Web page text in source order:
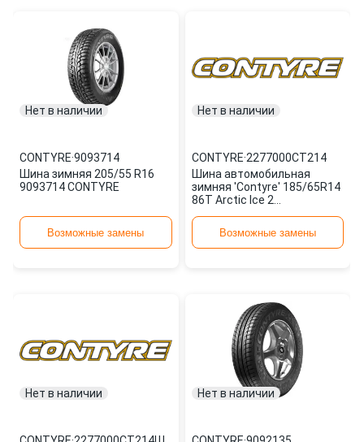
Нет в наличии
CONTYRE·9093714
Шина зимняя 205/55 R16
9093714 CONTYRE
Возможные замены
Нет в наличии
CONTYRE·2277000CT214
Шина автомобильная
зимняя 'Contyre' 185/65R14
86T Arctic Ice 2
Возможные замены
Нет в наличии Нет в наличии